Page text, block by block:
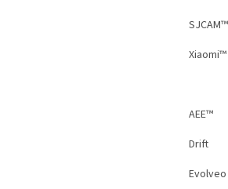
SJCAM™
Xiaomi™
AEE™
Drift
Evolveo